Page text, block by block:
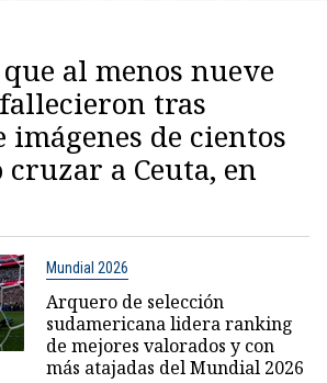
al menos nueve
tras
de cientos
a Ceuta, en
Mundial 2026
Arquero de selección
sudamericana lidera ranking
de mejores valorados y con
más atajadas del Mundial 2026